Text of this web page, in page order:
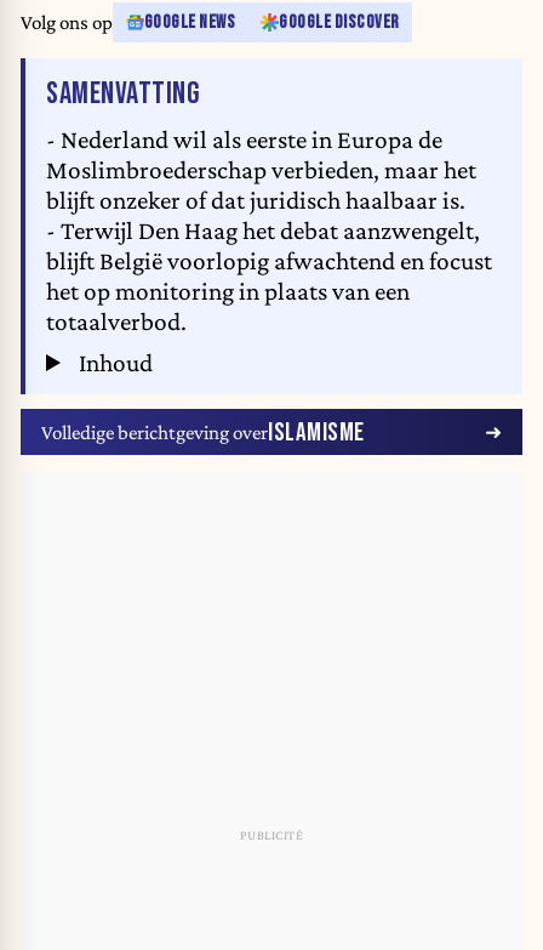
Volg ons op GOOGLE NEWS GOOGLE DISCOVER
SAMENVATTING
- Nederland wil als eerste in Europa de
Moslimbroederschap verbieden, maar het
blijft onzeker of dat juridisch haalbaar is.
- Terwijl Den Haag het debat aanzwengelt,
blijft België voorlopig afwachtend en focust
het op monitoring in plaats van een
totaalverbod.
Inhoud
Volledige berichtgeving overISLAMISME